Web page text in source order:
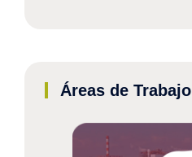
Áreas de Trabajo